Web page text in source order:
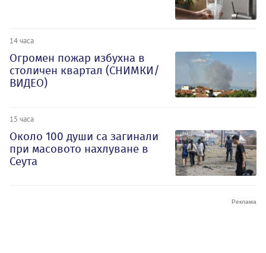
14 часа
Огромен пожар избухна в
столичен квартал (СНИМКИ/
ВИДЕО)
15 часа
Около 100 души са загинали
при масовото нахлуване в
Сеута